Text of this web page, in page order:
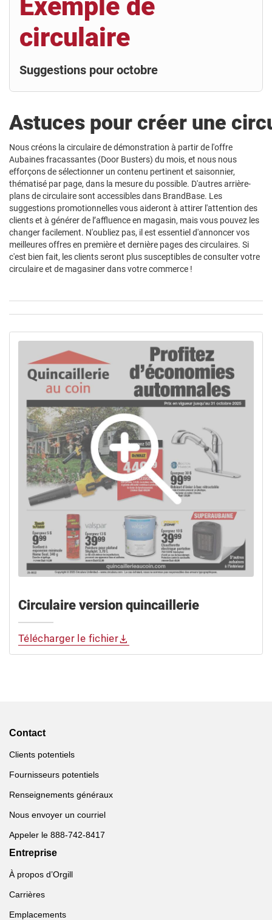
Exemple de
circulaire
Suggestions pour octobre
Astuces pour créer une
Nous créons la circulaire de démonstration à partir de l'offre
Aubaines fracassantes (Door Busters) du mois, et nous nous
efforçons de sélectionner un contenu pertinent et saisonnier,
thématisé par page, dans la mesure du possible. D'autres arrière-
plans de circulaire sont accessibles dans BrandBase. Les
suggestions promotionnelles vous aideront à attirer l'attention des
clients et à générer de l’affluence en magasin, mais vous pouvez les
changer facilement. N'oubliez pas, il est essentiel d'annoncer vos
meilleures offres en première et dernière pages des circulaires. Si
c'est bien fait, les clients seront plus susceptibles de consulter votre
circulaire et de magasiner dans votre commerce !
Circulaire version quincaillerie
Télécharger le fichier
Contact
Clients potentiels
Fournisseurs potentiels
Renseignements généraux
Nous envoyer un courriel
Appeler le 888-742-8417
Entreprise
À propos d’Orgill
Carrières
Emplacements